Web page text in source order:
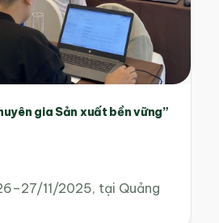
gia Sản xuất bền vững”
11/2025, tại Quảng